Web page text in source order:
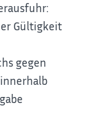
Gültigkeit
gegen